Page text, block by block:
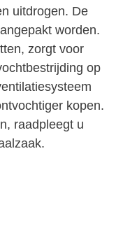
uitdrogen. De
worden.
zorgt voor
op
kopen.
raadpleegt u